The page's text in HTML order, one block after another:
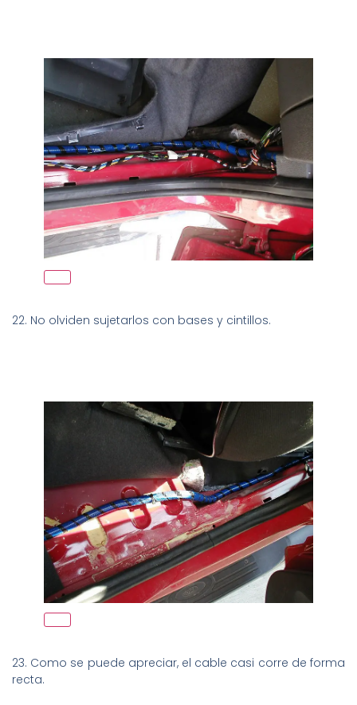
22. No olviden sujetarlos con bases y cintillos.
23. Como se puede apreciar, el cable casi corre de forma
recta.